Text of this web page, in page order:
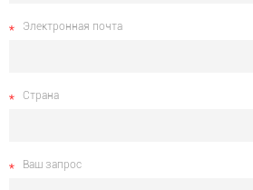
Электронная почта
Страна
Ваш запрос